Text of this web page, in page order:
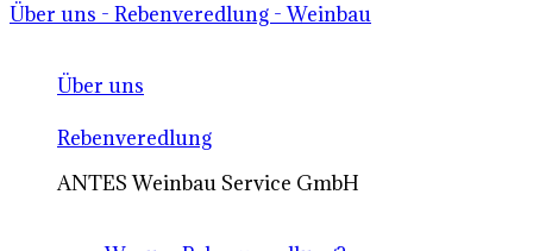
Über uns - Rebenveredlung - Weinbau
Über uns
Rebenveredlung
ANTES Weinbau Service GmbH